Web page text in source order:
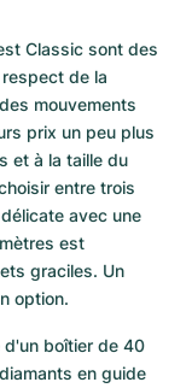
Classic sont des
de la
mouvements
prix un peu plus
et à la taille du
entre trois
avec une
est
graciles. Un
option.
d'un boîtier de 40
en guide